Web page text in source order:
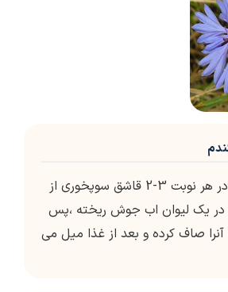
سه نوبت در روز. در هر نوبت 3-2 قاشق سوپخوری از
در یک لیوان اب جوش ریخته ،پس
دقیقه آنرا صاف کرده و بعد از غذا میل می